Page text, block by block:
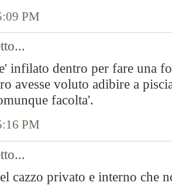
PM
infilato dentro per fare una
avesse voluto adibire a
facolta'.
PM
cazzo privato e interno che